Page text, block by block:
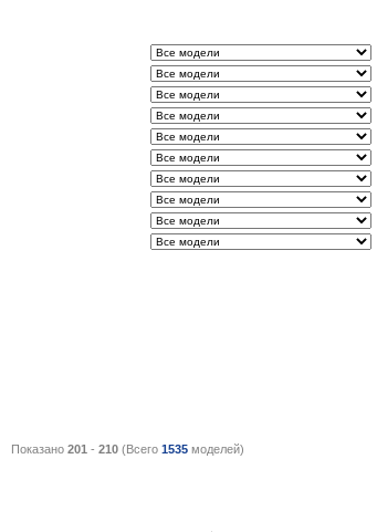
Показано 201 - 210 (Всего 1535 моделей)